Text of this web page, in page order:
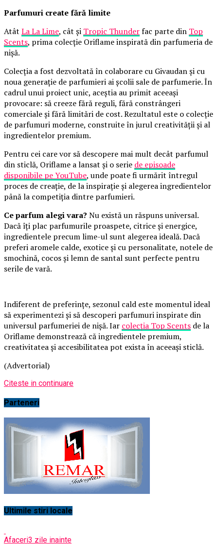
Parfumuri create fără limite
Atât La La Lime, cât și Tropic Thunderfac parte din Top
Scents, prima colecție Oriflame inspirată din parfumeria de
nișă.
Colecția a fost dezvoltată în colaborare cu Givaudan și cu
noua generație de parfumieri ai școlii sale de parfumerie. În
cadrul unui proiect unic, aceștia au primit aceeași
provocare: să creeze fără reguli, fără constrângeri
comerciale și fără limitări de cost. Rezultatul este o colecție
de parfumuri moderne, construite în jurul creativității și al
ingredientelor premium.
Pentru cei care vor să descopere mai mult decât parfumul
din sticlă, Oriflame a lansat și o serie de episoade
disponibile pe YouTube, unde poate fi urmărit întregul
proces de creație, de la inspirație și alegerea ingredientelor
până la competiția dintre parfumieri.
Ce parfum alegi vara? Nu există un răspuns universal.
Dacă îți plac parfumurile proaspete, citrice și energice,
ingredientele precum lime-ul sunt alegerea ideală. Dacă
preferi aromele calde, exotice și cu personalitate, notele de
smochină, cocos și lemn de santal sunt perfecte pentru
serile de vară.
Indiferent de preferințe, sezonul cald este momentul ideal
să experimentezi și să descoperi parfumuri inspirate din
universul parfumeriei de nișă. Iar colecția Top Scents de la
Oriflame demonstrează că ingredientele premium,
creativitatea și accesibilitatea pot exista în aceeași sticlă.
(Advertorial)
Citeste in continuare
Parteneri
Ultimile stiri locale
Afaceri3 zile inainte